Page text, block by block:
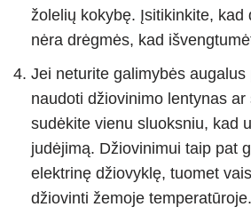
žolelių kokybę. Įsitikinkite, kad
nėra drėgmės, kad
Jei neturite galimybės
naudoti džiovinimo lentynas
sudėkite vienu sluoksniu, kad
judėjimą. Džiovinimui taip pat
elektrinę džiovyklę, tuomet
džiovinti žemoje temperatūroje.